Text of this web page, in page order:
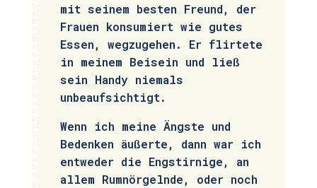
mit seinem besten Freund, der
Frauen konsumiert wie gutes
Essen, wegzugehen. Er flirtete
in meinem Beisein und ließ
sein Handy niemals
unbeaufsichtigt.
Wenn ich meine Ängste und
Bedenken äußerte, dann war ich
entweder die Engstirnige, an
allem Rumnörgelnde, oder noch